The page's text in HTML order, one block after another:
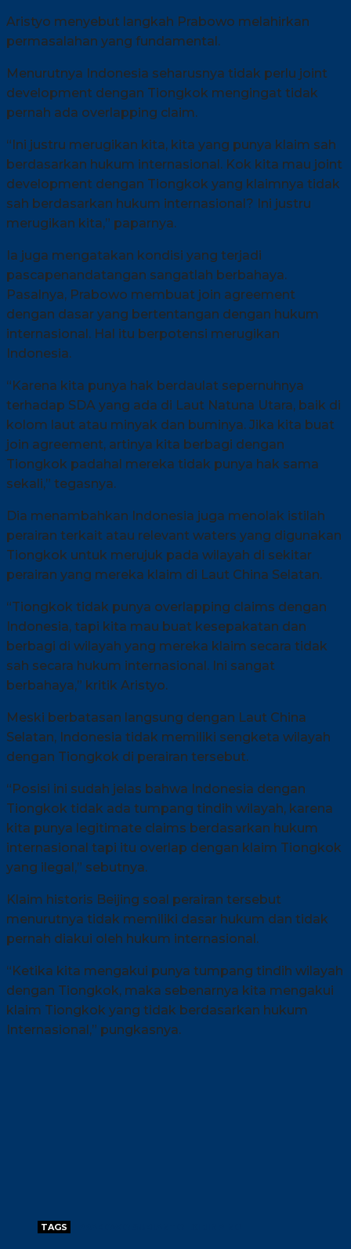
Aristyo menyebut langkah Prabowo melahirkan
permasalahan yang fundamental.
Menurutnya Indonesia seharusnya tidak perlu joint
development dengan Tiongkok mengingat tidak
pernah ada overlapping claim.
“Ini justru merugikan kita, kita yang punya klaim sah
berdasarkan hukum internasional. Kok kita mau joint
development dengan Tiongkok yang klaimnya tidak
sah berdasarkan hukum internasional? Ini justru
merugikan kita,” paparnya.
Ia juga mengatakan kondisi yang terjadi
pascapenandatangan sangatlah berbahaya.
Pasalnya, Prabowo membuat join agreement
dengan dasar yang bertentangan dengan hukum
internasional. Hal itu berpotensi merugikan
Indonesia.
“Karena kita punya hak berdaulat sepernuhnya
terhadap SDA yang ada di Laut Natuna Utara, baik di
kolom laut atau minyak dan buminya. Jika kita buat
join agreement, artinya kita berbagi dengan
Tiongkok padahal mereka tidak punya hak sama
sekali,” tegasnya.
Dia menambahkan Indonesia juga menolak istilah
perairan terkait atau relevant waters yang digunakan
Tiongkok untuk merujuk pada wilayah di sekitar
perairan yang mereka klaim di Laut China Selatan.
“Tiongkok tidak punya overlapping claims dengan
Indonesia, tapi kita mau buat kesepakatan dan
berbagi di wilayah yang mereka klaim secara tidak
sah secara hukum internasional. Ini sangat
berbahaya,” kritik Aristyo.
Meski berbatasan langsung dengan Laut China
Selatan, Indonesia tidak memiliki sengketa wilayah
dengan Tiongkok di perairan tersebut.
“Posisi ini sudah jelas bahwa Indonesia dengan
Tiongkok tidak ada tumpang tindih wilayah, karena
kita punya legitimate claims berdasarkan hukum
internasional tapi itu overlap dengan klaim Tiongkok
yang ilegal,” sebutnya.
Klaim historis Beijing soal perairan tersebut
menurutnya tidak memiliki dasar hukum dan tidak
pernah diakui oleh hukum internasional.
“Ketika kita mengakui punya tumpang tindih wilayah
dengan Tiongkok, maka sebenarnya kita mengakui
klaim Tiongkok yang tidak berdasarkan hukum
Internasional,” pungkasnya.
TAGS